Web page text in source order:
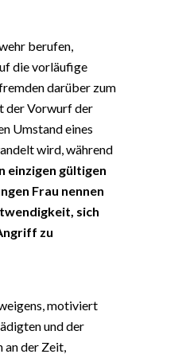
berufen,
die vorläufige
darüber zum
der Vorwurf der
Umstand eines
wird, während
einzigen gültigen
Frau nennen
sich
zu
motiviert
und der
der Zeit,